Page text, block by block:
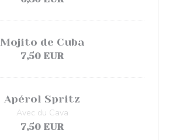
Mojito de Cuba
7,50 EUR
Apérol Spritz
Avec du Cava
7,50 EUR